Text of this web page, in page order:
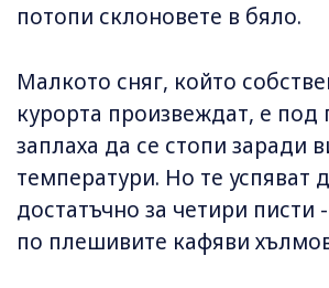
потопи склоновете в бяло.
Малкото сняг, който
курорта произвеждат, е под
заплаха да се стопи заради
температури. Но те успяват
достатъчно за четири писти
по плешивите кафяви